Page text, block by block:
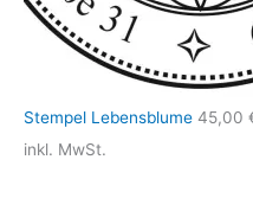
Stempel Lebensblume 45,00
inkl. MwSt.